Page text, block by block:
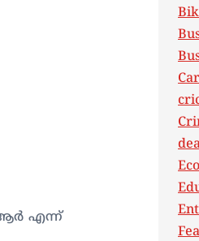
എന്ന്
Car